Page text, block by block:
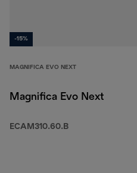
-15%
MAGNIFICA EVO NEXT
Magnifica Evo Next
ECAM310.60.B